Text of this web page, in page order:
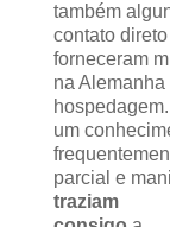
também
contato
forneceram
na
um
parcial e
traziam